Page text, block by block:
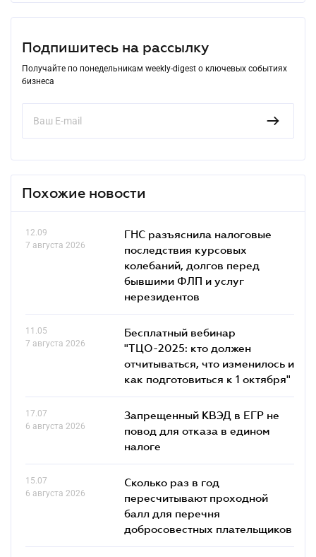
Подпишитесь на рассылку
Получайте по понедельникам weekly-digest о ключевых событиях
бизнеса
Похожие новости
12.09
7 августа 2026
ГНС разъяснила налоговые
последствия курсовых
колебаний, долгов перед
бывшими ФЛП и услуг
нерезидентов
11.05
7 августа 2026
Бесплатный вебинар
"ТЦО-2025: кто должен
отчитываться, что изменилось и
как подготовиться к 1 октября"
17.07
6 августа 2026
Запрещенный КВЭД в ЕГР не
повод для отказа в едином
налоге
15.07
6 августа 2026
Сколько раз в год
пересчитывают проходной
балл для перечня
добросовестных плательщиков